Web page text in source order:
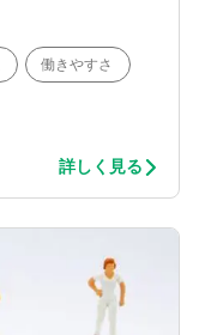
働きやすさ
詳しく見る